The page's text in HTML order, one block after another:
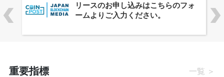
ーバルWeb3カンファレンス
「WebX2026」とのコラボレーショ
重要指標 一覧